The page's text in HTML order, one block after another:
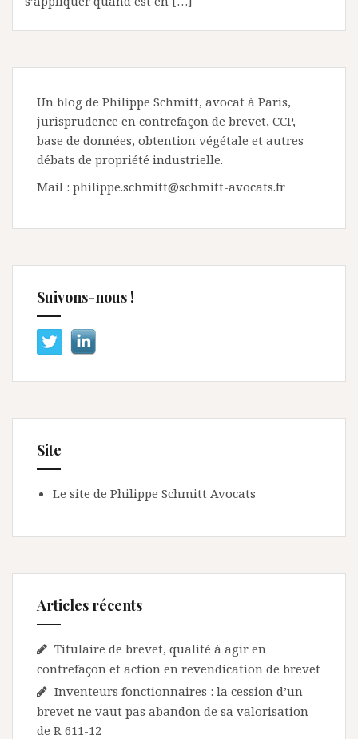
Un blog de Philippe Schmitt, avocat à Paris,
jurisprudence en contrefaçon de brevet, CCP,
base de données, obtention végétale et autres
débats de propriété industrielle.
Mail : philippe.schmitt@schmitt-avocats.fr
Suivons-nous !
Site
Le site de Philippe Schmitt Avocats
Articles récents
Titulaire de brevet, qualité à agir en
contrefaçon et action en revendication de brevet
Inventeurs fonctionnaires : la cession d’un
brevet ne vaut pas abandon de sa valorisation
de R 611-12